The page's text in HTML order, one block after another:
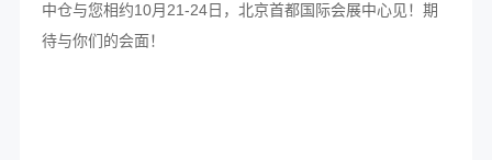
中仓与您相约10月21-24日，北京首都国际会展中心见！期
待与你们的会面！